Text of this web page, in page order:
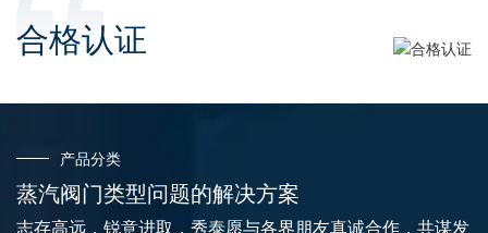
阀
DN15-DN32 螺纹连接
规格和连接：DN15-
DN32 螺丝固定 BSP、
BSPT、NPT
DN65-DN100 法兰连
规格及连接：
DN65-DN100 法兰型
合格认证
产品分类
蒸汽阀门类型问题的解决方案
志存高远，锐意进取，秀泰愿与各界朋友真诚合作，共谋发